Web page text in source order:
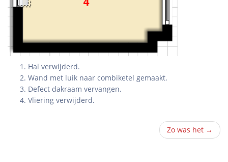
Hal verwijderd.
Wand met luik naar combiketel gemaakt.
Defect dakraam vervangen.
Vliering verwijderd.
Zo was het →